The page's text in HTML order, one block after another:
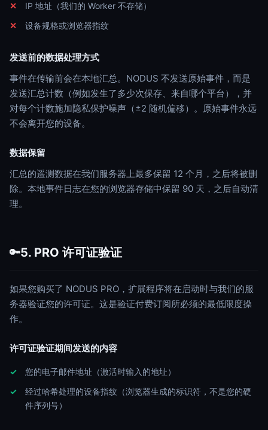
IP 地址（我们的 Worker 不存储）
设备规格或浏览器指纹
发送前的数据处理方式
事件在传输前会在本地汇总。NODUS 不发送原始事件，而是
发送汇总计数（例如发生了多少次保存、来自哪个平台），并
对每个计数施加隐私保护噪声（±2 随机偏移）。原始事件永远
不会离开您的设备。
数据保留
汇总的遥测数据在我们服务器上最多保留 12 个月，之后将被删
除。本地事件日志在您的浏览器存储中保留 90 天，之后自动清
理。
🔑5. PRO 许可证验证
如果您购买了 NODUS PRO，扩展程序将在启动时与我们的服
务器验证您的许可证。这是验证付费订阅所必须的最低限度操
作。
许可证验证期间发送的内容
您的电子邮件地址（激活时输入的地址）
经过哈希处理的设备指纹（浏览器生成的标识符，不是您的硬
件序列号）